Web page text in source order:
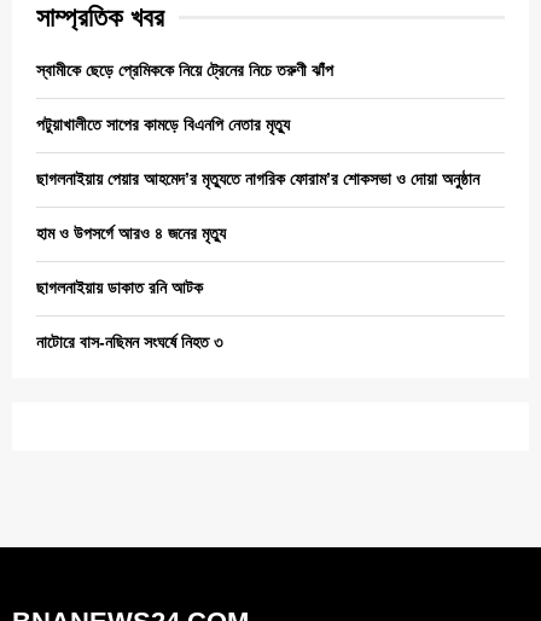
সাম্প্রতিক খবর
স্বামীকে ছেড়ে প্রেমিককে নিয়ে ট্রেনের নিচে তরুণী ঝাঁপ
পটুয়াখালীতে সাপের কামড়ে বিএনপি নেতার মৃত্যু
ছাগলনাইয়ায় পেয়ার আহমেদ’র মৃত্যুতে নাগরিক ফোরাম’র শোকসভা ও দোয়া অনুষ্ঠান
হাম ও উপসর্গে আরও ৪ জনের মৃত্যু
ছাগলনাইয়ায় ডাকাত রনি আটক
নাটোরে বাস-নছিমন সংঘর্ষে নিহত ৩